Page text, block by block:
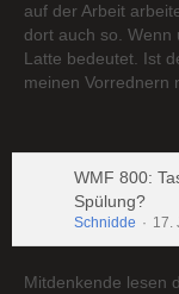
auf der Arbeit
dort auch so.
Latte bedeutet. Ist
meinen Vorrednern
WMF 800:
Spülung?
Schnidde 17.
Mitdenkende lesen